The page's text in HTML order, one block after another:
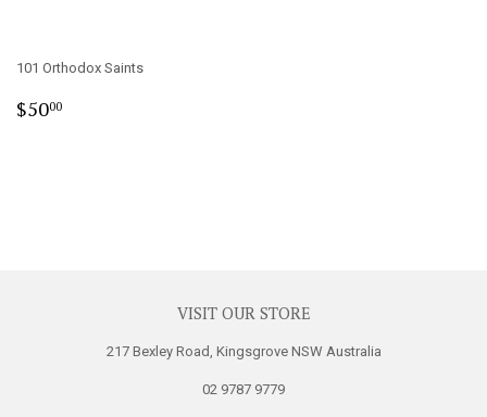
101 Orthodox Saints
Regular
$5000
VISIT OUR STORE
217 Bexley Road, Kingsgrove NSW Australia
02 9787 9779